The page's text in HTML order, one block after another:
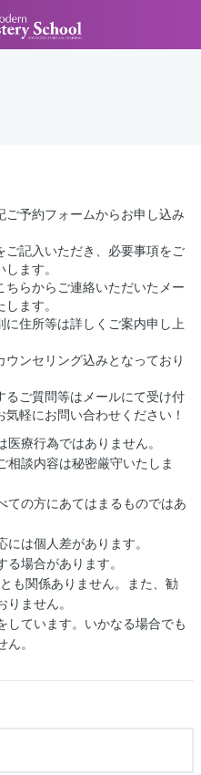
予約フォームからお申し込み
ご記入いただき、必要事項をご
ます。
らからご連絡いただいたメー
ます。
に住所等は詳しくご案内申し上
ンセリング込みとなっており
るご質問等はメールにて受け付
軽にお問い合わせください！
療行為ではありません。
談内容は秘密厳守いたしま
の方にあてはまるものではあ
は個人差があります。
場合があります。
も関係ありません。また、勧
ません。
ています。いかなる場合でも
。